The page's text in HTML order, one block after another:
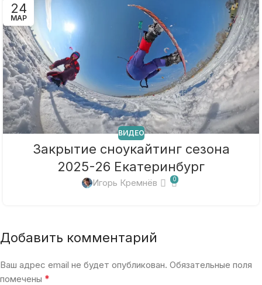
24
МАР
ВИДЕО
Закрытие сноукайтинг сезона
2025-26 Екатеринбург
Игорь Кремнёв 0
Добавить комментарий
Ваш адрес email не будет опубликован. Обязательные поля
помечены *